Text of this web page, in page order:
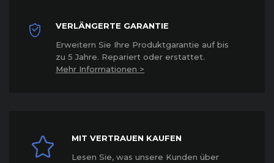
VERLÄNGERTE GARANTIE
Erweitern Sie Ihre Produktgarantie auf bis
zu 5 Jahre. Repariert oder erstattet.
Mehr Informationen >
MIT VERTRAUEN KAUFEN
Lesen Sie, was unsere Kunden über